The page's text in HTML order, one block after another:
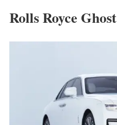
Rolls Royce Ghost